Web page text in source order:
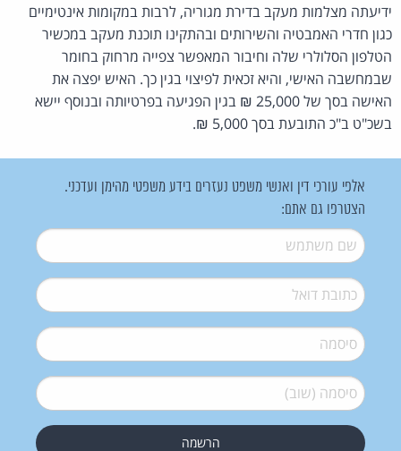
ידיעתה מצלמות מעקב בדירת מגוריה, לרבות במקומות אינטימיים
כגון חדרי האמבטיה והשירותים ובהתקינו תוכנת מעקב במכשיר
הטלפון הסלולרי שלה וחיבור המאפשר צפייה מרחוק בחומר
שבמחשבה האישי, והיא זכאית לפיצוי בגין כך. האיש יפצה את
האישה בסך של 25,000 ₪ בגין הפגיעה בפרטיותה ובנוסף יישא
בשכ"ט ב"כ התובעת בסך 5,000 ₪.
אלפי עורכי דין ואנשי משפט נעזרים בידע משפטי מהימן ועדכני.
הצטרפו גם אתם:
שם משתמש*
דואל*
סיסמה*
סיסמה (שוב)*